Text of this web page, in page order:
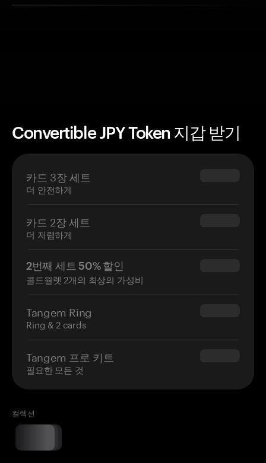
Convertible JPY Token 지갑 받기
카드 3장 세트
더 안전하게
$69.90
카드 2장 세트
더 저렴하게
$54.90
2번째 세트 50% 할인
콜드월렛 2개의 최상의 가성비
$34.95
Tangem Ring
Ring & 2 cards
$160.00
Tangem 프로 키트
필요한 모든 것
$180.00
컬렉션